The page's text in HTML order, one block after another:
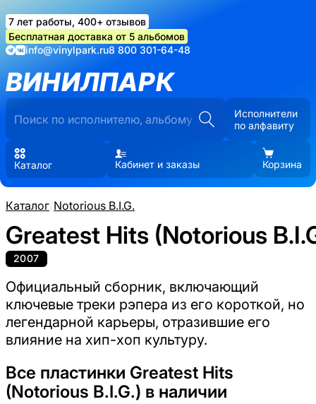
7 лет работы, 400+ отзывов
Бесплатная доставка от 5 альбомов
info@vinylpark.ru8 800 301-64-48
ВИНИЛПАРК
Исполнители
по алфавиту
Каталог Кабинет и заказы Корзина
Каталог/Notorious B.I.G.
Greatest Hits (Notorious
2007
Официальный сборник, включающий
ключевые треки рэпера из его короткой, но
легендарной карьеры, отразившие его
влияние на хип-хоп культуру.
Все пластинки Greatest Hits
(Notorious B.I.G.) в наличии